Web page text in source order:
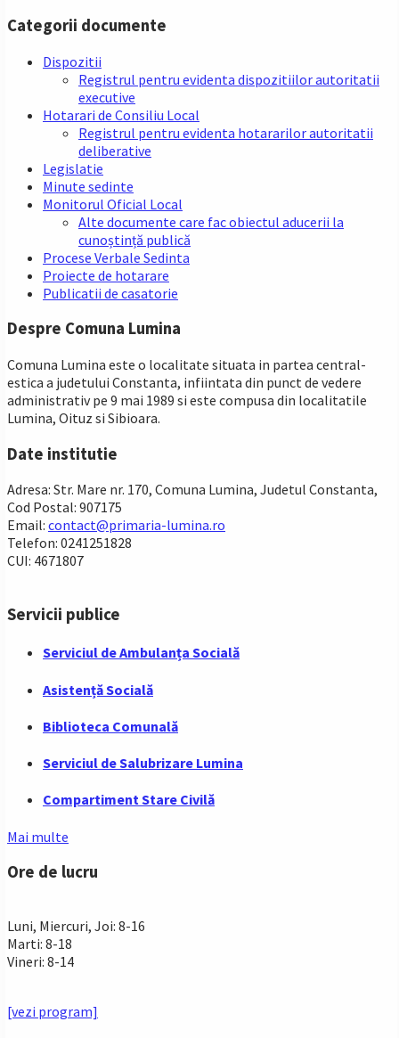
Categorii documente
Dispozitii
Registrul pentru evidenta dispozitiilor autoritatii
executive
Hotarari de Consiliu Local
Registrul pentru evidenta hotararilor autoritatii
deliberative
Legislatie
Minute sedinte
Monitorul Oficial Local
Alte documente care fac obiectul aducerii la
cunoștință publică
Procese Verbale Sedinta
Proiecte de hotarare
Publicatii de casatorie
Despre Comuna Lumina
Comuna Lumina este o localitate situata in partea central-
estica a judetului Constanta, infiintata din punct de vedere
administrativ pe 9 mai 1989 si este compusa din localitatile
Lumina, Oituz si Sibioara.
Date institutie
Adresa: Str. Mare nr. 170, Comuna Lumina, Judetul Constanta,
Cod Postal: 907175
Email: contact@primaria-lumina.ro
Telefon: 0241251828
CUI: 4671807
Servicii publice
Serviciul de Ambulanța Socială
Asistență Socială
Biblioteca Comunală
Serviciul de Salubrizare Lumina
Compartiment Stare Civilă
Mai multe
Ore de lucru
Luni, Miercuri, Joi: 8-16
Marti: 8-18
Vineri: 8-14
[vezi program]